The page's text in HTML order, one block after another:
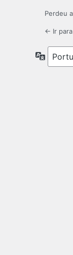
Perdeu
← Ir
Idioma